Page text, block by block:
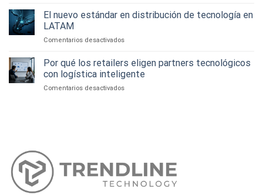
la
necesitan
canales
venta
potenciar
IT
un
distribuidor
estratégico,
no
El nuevo estándar en distribución de tecnología en
LATAM
Comentarios desactivadosen
nuevo
estándar
en
distribución
Por qué los retailers eligen partners tecnológicos
con logística inteligente
Comentarios desactivadosen
con
logística
inteligente